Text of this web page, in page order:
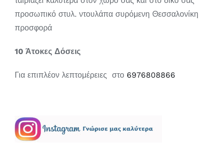
προσωπικό στυλ. ντουλάπα συρόμενη Θεσσαλονίκη
προσφορά
10 Άτοκες Δόσεις
Για επιπλέον λεπτομέρειες στο 6976808866